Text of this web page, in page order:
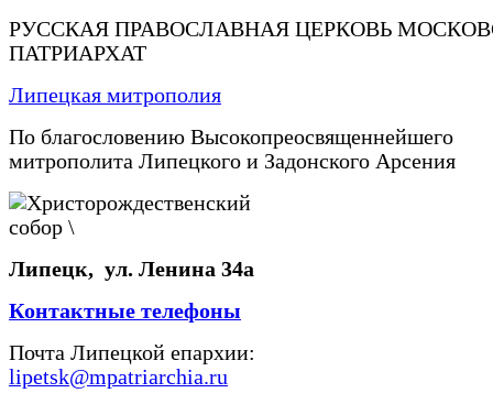
РУССКАЯ ПРАВОСЛАВНАЯ ЦЕРКОВЬ
ПАТРИАРХАТ
Липецкая митрополия
По благословению Высокопреосвященнейшего
митрополита Липецкого и Задонского Арсения
Липецк, ул. Ленина 34а
Контактные телефоны
Почта Липецкой епархии:
lipetsk@mpatriarchia.ru